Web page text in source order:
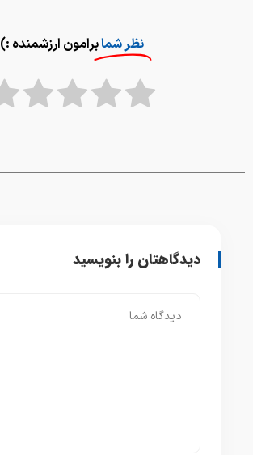
نظر شمابرامون ارزشمنده :)
دیدگاهتان را بنویسید